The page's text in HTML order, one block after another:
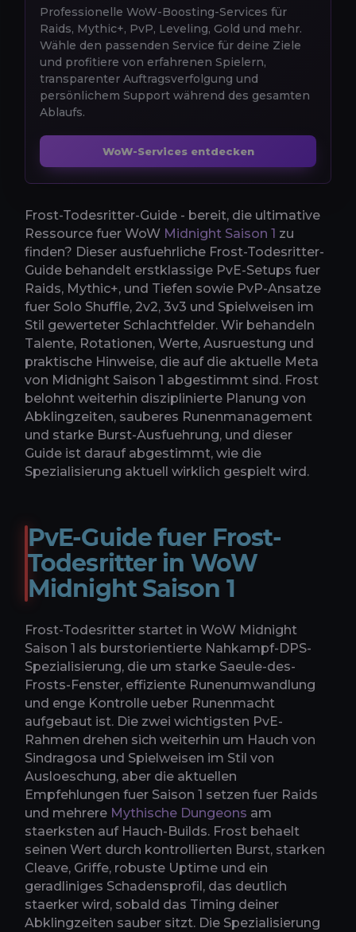
Professionelle WoW-Boosting-Services für
Raids, Mythic+, PvP, Leveling, Gold und mehr.
Wähle den passenden Service für deine Ziele
und profitiere von erfahrenen Spielern,
transparenter Auftragsverfolgung und
persönlichem Support während des gesamten
Ablaufs.
WoW-Services entdecken
Frost-Todesritter-Guide - bereit, die ultimative
Ressource fuer WoW Midnight Saison 1 zu
finden? Dieser ausfuehrliche Frost-Todesritter-
Guide behandelt erstklassige PvE-Setups fuer
Raids, Mythic+, und Tiefen sowie PvP-Ansatze
fuer Solo Shuffle, 2v2, 3v3 und Spielweisen im
Stil gewerteter Schlachtfelder. Wir behandeln
Talente, Rotationen, Werte, Ausruestung und
praktische Hinweise, die auf die aktuelle Meta
von Midnight Saison 1 abgestimmt sind. Frost
belohnt weiterhin disziplinierte Planung von
Abklingzeiten, sauberes Runenmanagement
und starke Burst-Ausfuehrung, und dieser
Guide ist darauf abgestimmt, wie die
Spezialisierung aktuell wirklich gespielt wird.
PvE-Guide fuer Frost-
Todesritter in WoW
Midnight Saison 1
Frost-Todesritter startet in WoW Midnight
Saison 1 als burstorientierte Nahkampf-DPS-
Spezialisierung, die um starke Saeule-des-
Frosts-Fenster, effiziente Runenumwandlung
und enge Kontrolle ueber Runenmacht
aufgebaut ist. Die zwei wichtigsten PvE-
Rahmen drehen sich weiterhin um Hauch von
Sindragosa und Spielweisen im Stil von
Ausloeschung, aber die aktuellen
Empfehlungen fuer Saison 1 setzen fuer Raids
und mehrere Mythische Dungeons am
staerksten auf Hauch-Builds. Frost behaelt
seinen Wert durch kontrollierten Burst, starken
Cleave, Griffe, robuste Uptime und ein
geradliniges Schadensprofil, das deutlich
staerker wird, sobald das Timing deiner
Abklingzeiten sauber sitzt. Die Spezialisierung